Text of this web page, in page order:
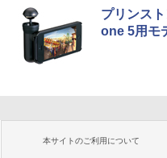
プリンス
one 5用モ
本サイトのご利用について